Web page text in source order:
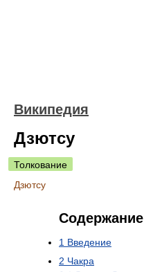
Википедия
Дзютсу
Толкование
Дзютсу
Содержание
1 Введение
2 Чакра